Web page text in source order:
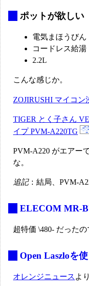
ポットが欲しい
電気まほうびん
コードレス給湯
2.2L
こんな感じか。
ZOJIRUSHI マイコ
TIGER とく子さん
イプ PVM-A220TG
PVM-A220 がエアー
な。
追記：結局、PVM-
ELECOM MR-
超特価 \480- だった
Open Laszloを
オレンジニュース よ